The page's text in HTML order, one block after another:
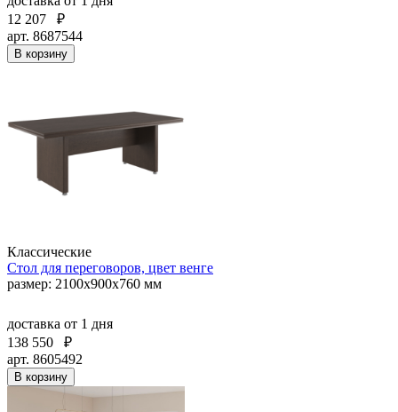
12 207
₽
арт. 8687544
В корзину
Классические
Стол для переговоров, цвет венге
размер: 2100x900x760 мм
доставка от 1 дня
138 550
₽
арт. 8605492
В корзину